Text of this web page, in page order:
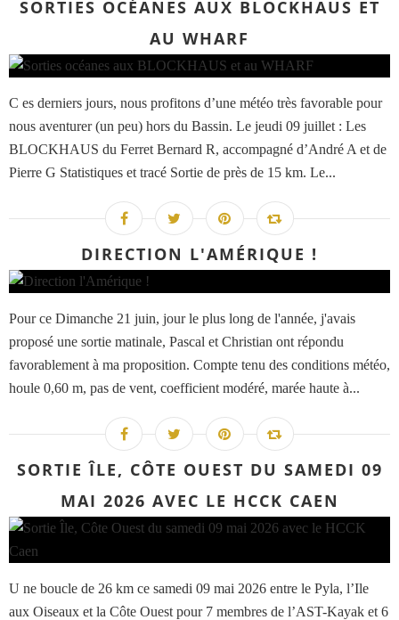
SORTIES OCÉANES AUX BLOCKHAUS ET
AU WHARF
C es derniers jours, nous profitons d’une météo très favorable pour
nous aventurer (un peu) hors du Bassin. Le jeudi 09 juillet : Les
BLOCKHAUS du Ferret Bernard R, accompagné d’André A et de
Pierre G Statistiques et tracé Sortie de près de 15 km. Le...
DIRECTION L'AMÉRIQUE !
Pour ce Dimanche 21 juin, jour le plus long de l'année, j'avais
proposé une sortie matinale, Pascal et Christian ont répondu
favorablement à ma proposition. Compte tenu des conditions météo,
houle 0,60 m, pas de vent, coefficient modéré, marée haute à...
SORTIE ÎLE, CÔTE OUEST DU SAMEDI 09
MAI 2026 AVEC LE HCCK CAEN
U ne boucle de 26 km ce samedi 09 mai 2026 entre le Pyla, l’Ile
aux Oiseaux et la Côte Ouest pour 7 membres de l’AST-Kayak et 6